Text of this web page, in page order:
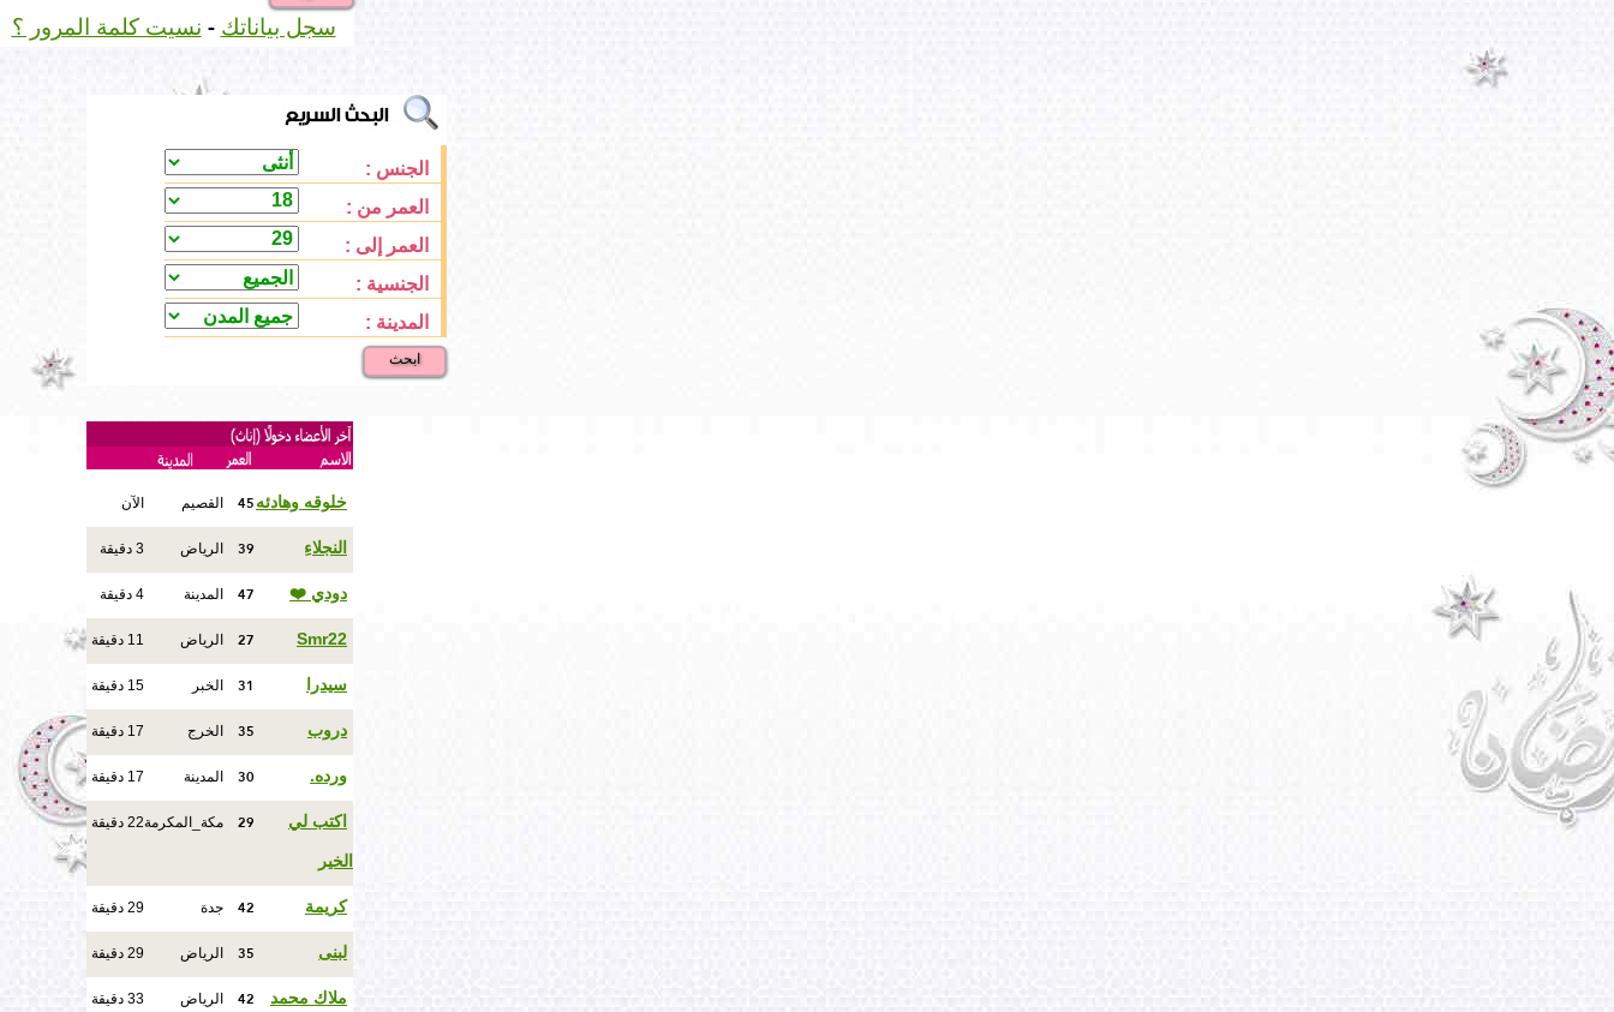
سجل بياناتك-نسيت كلمة المرور ؟
الجنس :
العمر من :
العمر إلى :
الجنسية :
المدينة :
ابحث
خلوقه وهادئه45 القصيم الآن
النجلاءِ 39 الرياض 3 دقيقة
دودي ❤️ 47 المدينة 4 دقيقة
Smr22
27 الرياض 11 دقيقة
سيدرا 31 الخبر 15 دقيقة
دروب 35 الخرج 17 دقيقة
ورده. 30 المدينة 17 دقيقة
اكتب لي
الخير
29 مكة_المكرمة22 دقيقة
كريمة 42 جدة 29 دقيقة
لبنى 35 الرياض 29 دقيقة
ملاك محمد 42 الرياض 33 دقيقة